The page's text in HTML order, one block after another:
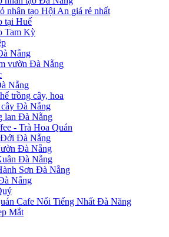
nhân tạo Hội An giá rẻ nhất
tại Huế
Tam Kỳ
Nẵng
vườn Đà Nẵng
Nẵng
trồng cây, hoa
Đà Nẵng
lan Đà Nẵng
- Trà Hoa Quán
Đà Nẵng
Đà Nẵng
Đà Nẵng
Sơn Đà Nẵng
Nẵng
Cafe Nổi Tiếng Nhất Đà Năng
Mắt